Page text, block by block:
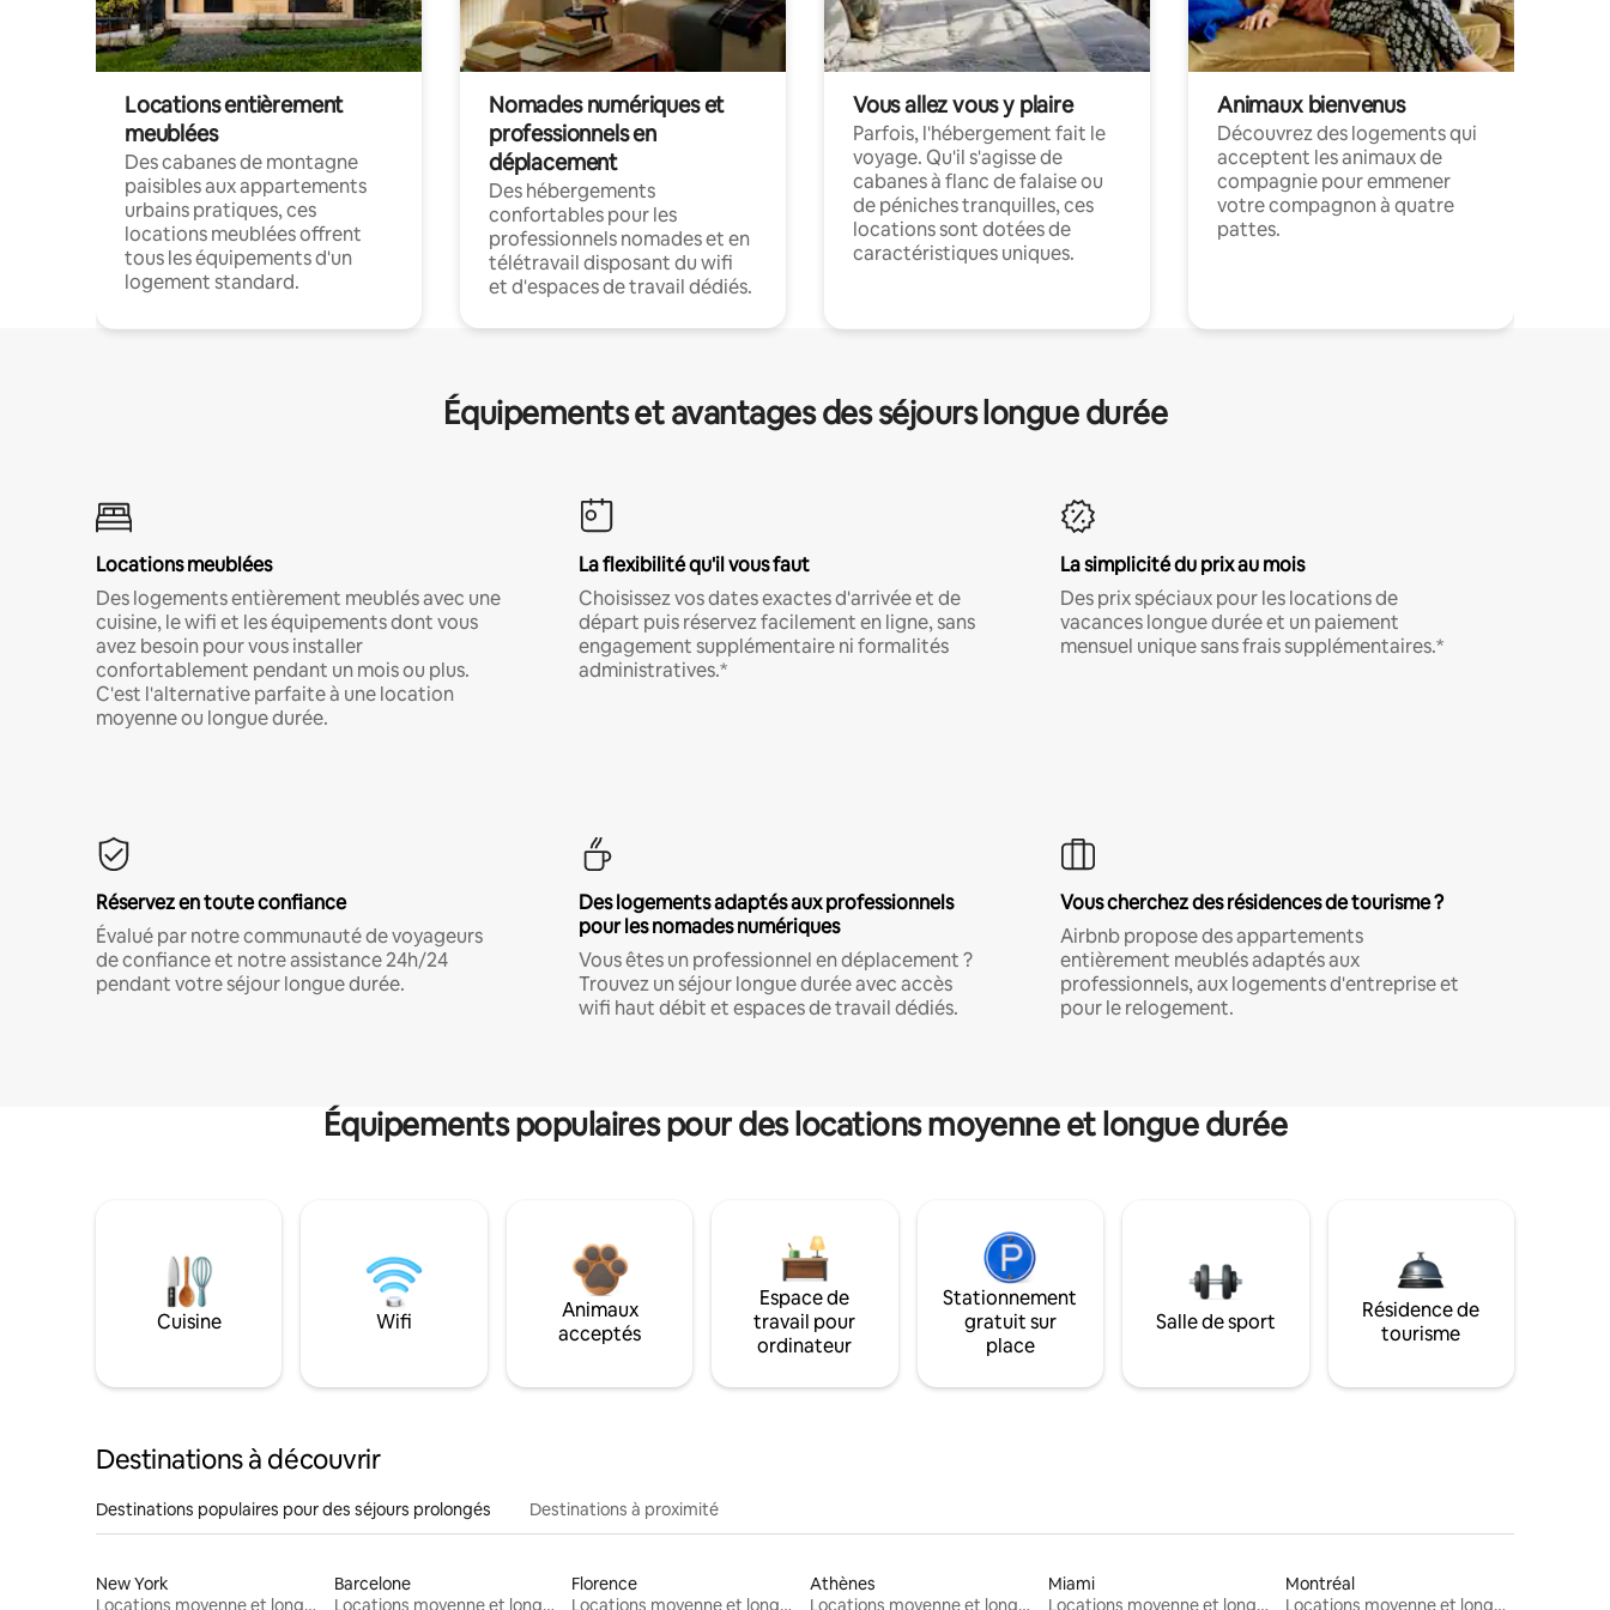
Locations entièrement
meublées
Des cabanes de montagne
paisibles aux appartements
urbains pratiques, ces
locations meublées offrent
tous les équipements d'un
logement standard.
Nomades numériques et
professionnels en
déplacement
Des hébergements
confortables pour les
professionnels nomades et en
télétravail disposant du wifi
et d'espaces de travail dédiés.
Vous allez vous y plaire
Parfois, l'hébergement fait le
voyage. Qu'il s'agisse de
cabanes à flanc de falaise ou
de péniches tranquilles, ces
locations sont dotées de
caractéristiques uniques.
Animaux bienvenus
Découvrez des logements qui
acceptent les animaux de
compagnie pour emmener
votre compagnon à quatre
pattes.
Équipements et avantages des séjours longue durée
Locations meublées
Des logements entièrement meublés avec une
cuisine, le wifi et les équipements dont vous
avez besoin pour vous installer
confortablement pendant un mois ou plus.
C'est l'alternative parfaite à une location
moyenne ou longue durée.
La flexibilité qu'il vous faut
Choisissez vos dates exactes d'arrivée et de
départ puis réservez facilement en ligne, sans
engagement supplémentaire ni formalités
administratives.*
La simplicité du prix au mois
Des prix spéciaux pour les locations de
vacances longue durée et un paiement
mensuel unique sans frais supplémentaires.*
Réservez en toute confiance
Évalué par notre communauté de voyageurs
de confiance et notre assistance 24h/24
pendant votre séjour longue durée.
Des logements adaptés aux professionnels
pour les nomades numériques
Vous êtes un professionnel en déplacement ?
Trouvez un séjour longue durée avec accès
wifi haut débit et espaces de travail dédiés.
Vous cherchez des résidences de tourisme ?
Airbnb propose des appartements
entièrement meublés adaptés aux
professionnels, aux logements d'entreprise et
pour le relogement.
Équipements populaires pour des locations moyenne et longue durée
Cuisine Wifi
Animaux
acceptés
Espace de
travail pour
ordinateur
Stationnement
gratuit sur
place
Salle de sport
Résidence de
tourisme
Destinations à découvrir
Destinations populaires pour des séjours prolongés Destinations à proximité
New York
Locations moyenne et longue durée
Barcelone
Locations moyenne et longue durée
Florence
Locations moyenne et longue durée
Athènes
Locations moyenne et longue durée
Miami
Locations moyenne et longue durée
Montréal
Locations moyenne et longue durée